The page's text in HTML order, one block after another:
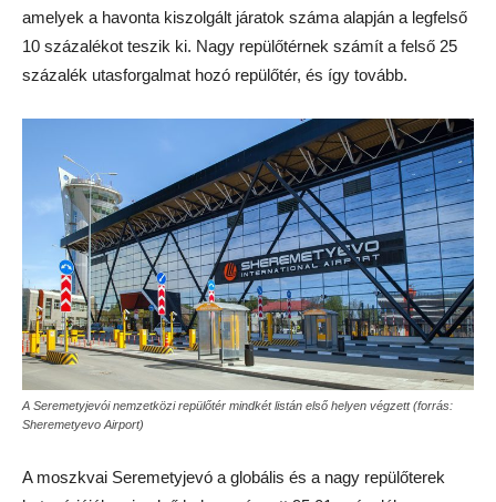
amelyek a havonta kiszolgált járatok száma alapján a legfelső
10 százalékot teszik ki. Nagy repülőtérnek számít a felső 25
százalék utasforgalmat hozó repülőtér, és így tovább.
A Seremetyjevói nemzetközi repülőtér mindkét listán első helyen végzett (forrás:
Sheremetyevo Airport)
A moszkvai Seremetyjevó a globális és a nagy repülőterek